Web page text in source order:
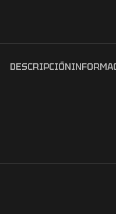
DESCRIPCIÓN